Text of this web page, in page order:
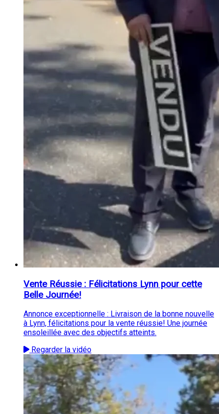
Vente Réussie : Félicitations Lynn pour cette
Belle Journée!
Annonce exceptionnelle : Livraison de la bonne nouvelle
à Lynn, félicitations pour la vente réussie! Une journée
ensoleillée avec des objectifs atteints.
Regarder la vidéo